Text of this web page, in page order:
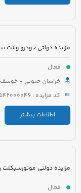
فعال
خراسان جنوبی - خوسف
کد مزایده : 5221002542000046
اطلاعات بیشتر
فعال